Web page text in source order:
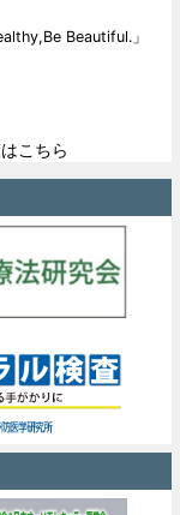
Beautiful.」
こちら